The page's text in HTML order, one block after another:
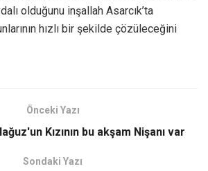
olduğunu inşallah Asarcık’ta
hızlı bir şekilde çözüleceğini
Önceki Yazı
Kızının bu akşam Nişanı var
Sondaki Yazı